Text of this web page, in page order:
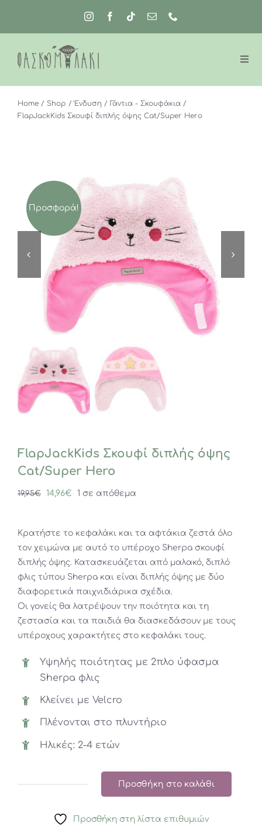
περιεχόμενο
Home Shop Ένδυση
Γάντια - Σκουφάκια
FlapJackKids Σκουφί διπλής όψης Cat/Super Hero
Προσφορά!
FlapJackKids Σκουφί διπλής όψης
Cat/Super Hero
19,95€
Original
19,95€.
14,96€ Η
είναι:
14,96€.
1 σε απόθεμα
Κρατήστε το κεφαλάκι και τα αφτάκια ζεστά όλο
τον χειμώνα με αυτό το υπέροχο Sherpa σκουφί
διπλής όψης. Κατασκευάζεται από μαλακό, διπλό
φλις τύπου Sherpa και είναι διπλής όψης με δύο
διαφορετικά παιχνιδιάρικα σχέδια.
Οι γονείς θα λατρέψουν την ποιότητα και τη
ζεστασία και τα παιδιά θα διασκεδάσουν με τους
υπέροχους χαρακτήτες στο κεφαλάκι τους.
Υψηλής ποιότητας με 2πλο ύφασμα
Sherpa φλις
Κλείνει με Velcro
Πλένονται στο πλυντήριο
Ηλικές: 2-4 ετών
διπλής
Προσθήκη στο καλάθι
Προσθήκη στη λίστα επιθυμιών